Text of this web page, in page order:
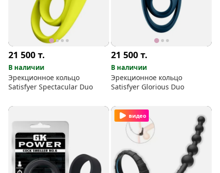
21 500т.
В наличии
Эрекционное кольцо
Satisfyer Spectacular Duo
21 500т.
В наличии
Эрекционное кольцо
Satisfyer Glorious Duo
видео